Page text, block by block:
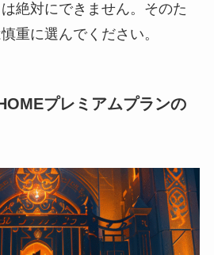
絶対にできません。そのた
重に選んでください。
プレミアムプランの